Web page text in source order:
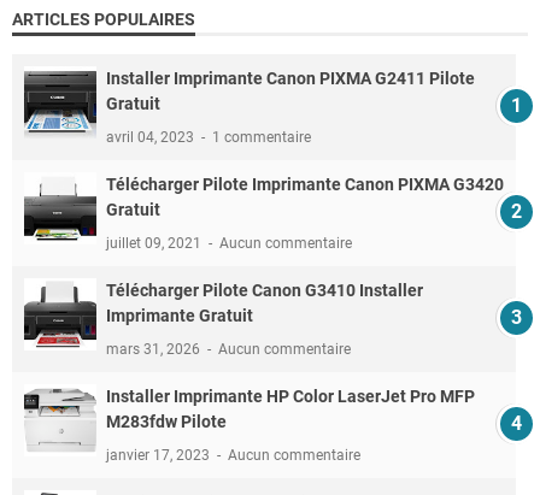
ARTICLES POPULAIRES
Installer Imprimante Canon PIXMA G2411 Pilote
Gratuit
avril 04, 2023 1 commentaire
Télécharger Pilote Imprimante Canon PIXMA G3420
Gratuit
juillet 09, 2021 Aucun commentaire
Télécharger Pilote Canon G3410 Installer
Imprimante Gratuit
mars 31, 2026 Aucun commentaire
Installer Imprimante HP Color LaserJet Pro MFP
M283fdw Pilote
janvier 17, 2023 Aucun commentaire